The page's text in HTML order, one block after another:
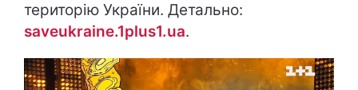
територію України. Детально:
saveukraine.1plus1.ua.